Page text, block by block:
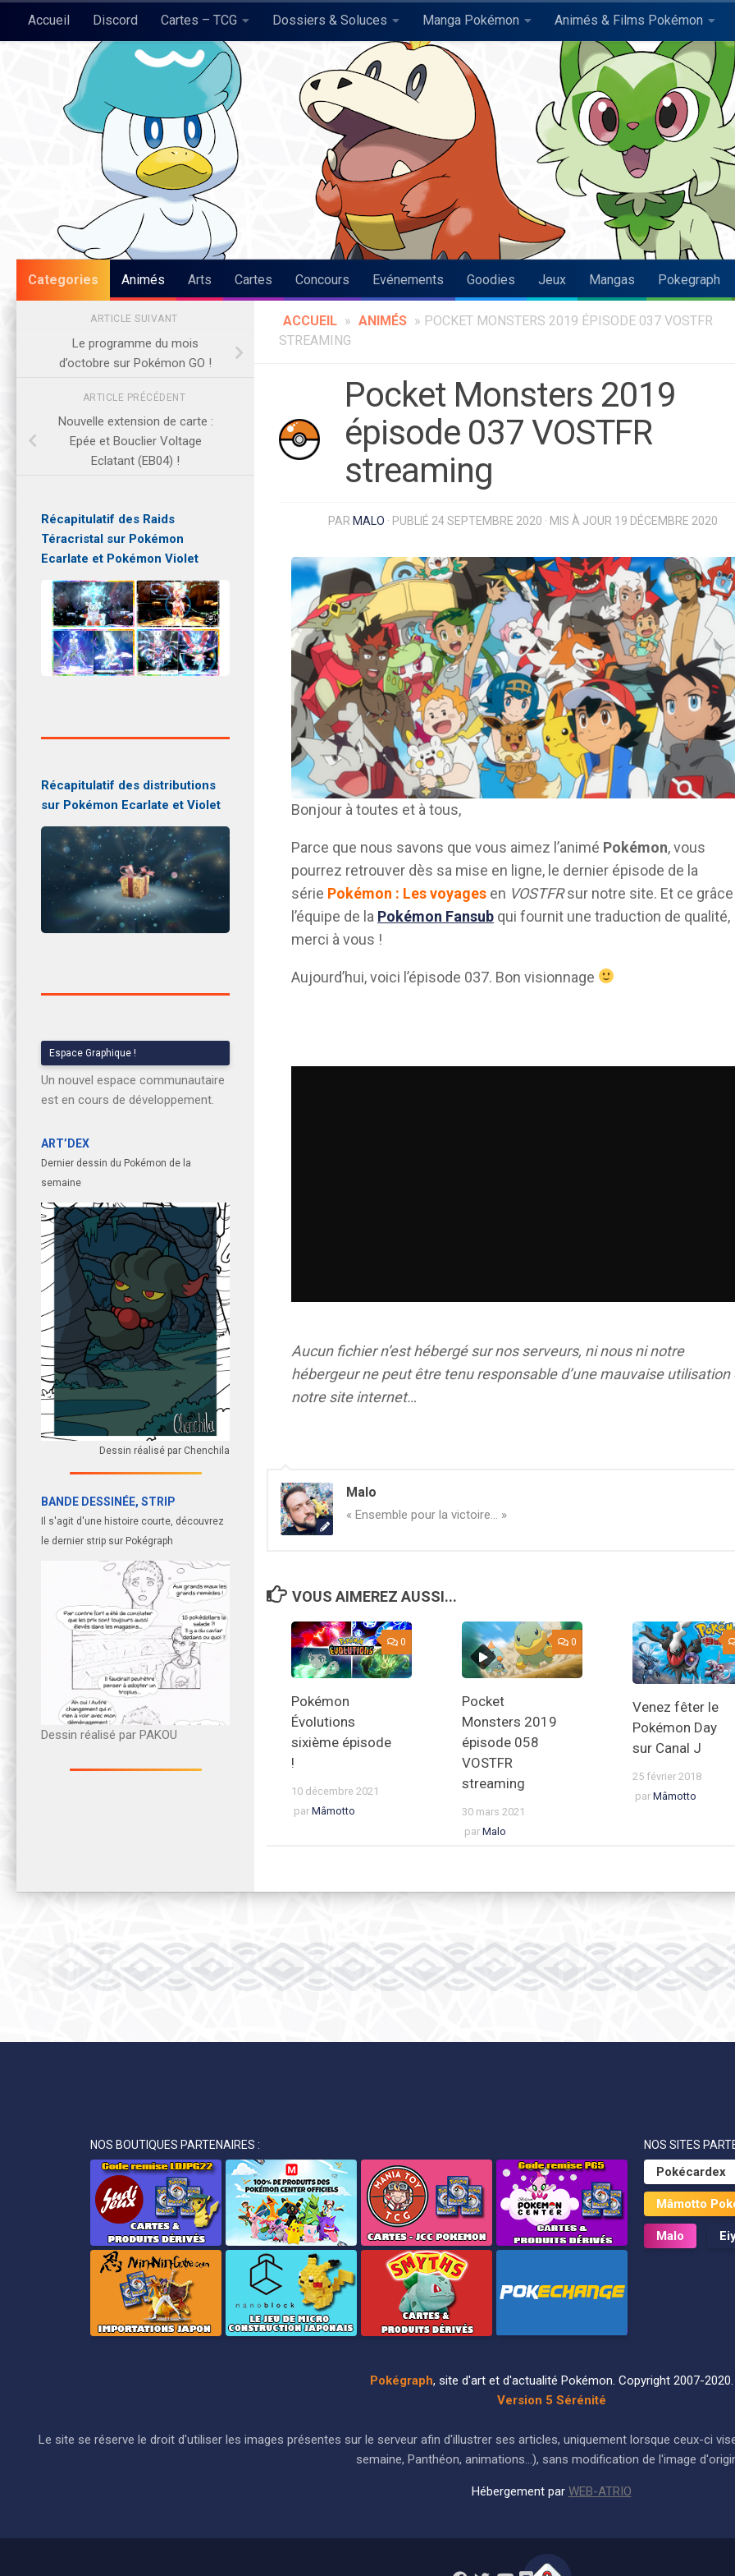
Skip to content
Accueil Discord Cartes – TCG Dossiers & Soluces Manga Pokémon Animés & Films Pokémon
Pokégraph
Categories Animés Arts Cartes Concours Evénements Goodies Jeux Mangas Pokegraph
ACCUEIL » ANIMÉS » POCKET MONSTERS 2019 ÉPISODE 037 VOSTFR
STREAMING
Pocket Monsters 2019
épisode 037 VOSTFR
streaming
PAR MALO · PUBLIÉ 24 SEPTEMBRE 2020 · MIS À JOUR 19 DÉCEMBRE 2020
Bonjour à toutes et à tous,
Parce que nous savons que vous aimez l’animé Pokémon, vous
pourrez retrouver dès sa mise en ligne, le dernier épisode de la
série Pokémon : Les voyages en VOSTFRsur notre site. Et ce grâce
l’équipe de la Pokémon Fansub qui fournit une traduction de qualité,
merci à vous !
Aujourd’hui, voici l’épisode 037. Bon visionnage
Aucun fichier n’est hébergé sur nos serveurs, ni nous ni notre
hébergeur ne peut être tenu responsable d’une mauvaise utilisation
notre site internet…
Malo
« Ensemble pour la victoire... »
VOUS AIMEREZ AUSSI...
0
Pokémon
Évolutions
sixième épisode
!
10 décembre 2021
par Mâmotto
0
Pocket
Monsters 2019
épisode 058
VOSTFR
streaming
30 mars 2021
par Malo
Venez fêter le
Pokémon Day
sur Canal J
25 février 2018
par Mâmotto
ARTICLE SUIVANT
Le programme du mois
d’octobre sur Pokémon GO !
ARTICLE PRÉCÉDENT
Nouvelle extension de carte :
Epée et Bouclier Voltage
Eclatant (EB04) !
Récapitulatif des Raids
Téracristal sur Pokémon
Ecarlate et Pokémon Violet
Récapitulatif des distributions
sur Pokémon Ecarlate et Violet
Espace Graphique !
Un nouvel espace communautaire
est en cours de développement.
ART’DEX
Dernier dessin du Pokémon de la
semaine
Dessin réalisé par Chenchila
BANDE DESSINÉE, STRIP
Il s'agit d'une histoire courte, découvrez
le dernier strip sur Pokégraph
Dessin réalisé par PAKOU
NOS BOUTIQUES PARTENAIRES : NOS SITES
Pokécardex
Mâmotto
Malo
Pokégraph, site d'art et d'actualité Pokémon. Copyright 2007-2020.
Version 5 Sérénité
Le site se réserve le droit d'utiliser les images présentes sur le serveur afin d'illustrer ses articles, uniquement lorsque ceux-ci
semaine, Panthéon, animations...), sans modification de l'image
Hébergement par WEB-ATRIO